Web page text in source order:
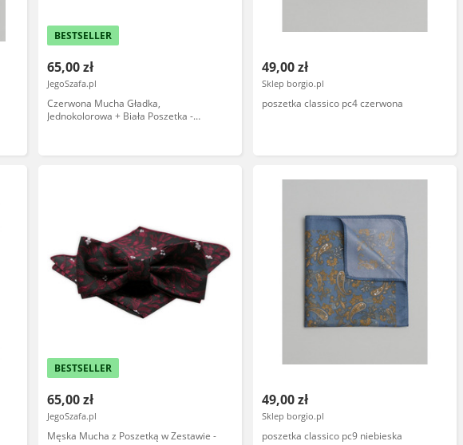
BESTSELLER
65,00 zł
JegoSzafa.pl
Czerwona Mucha Gładka,
Jednokolorowa + Biała Poszetka -
49,00 zł
Sklep borgio.pl
poszetka classico pc4 czerwona
BESTSELLER
65,00 zł
JegoSzafa.pl
Męska Mucha z Poszetką w Zestawie -
49,00 zł
Sklep borgio.pl
poszetka classico pc9 niebieska